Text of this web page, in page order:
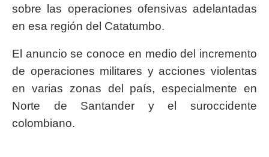
sobre las operaciones ofensivas adelantadas
en esa región del Catatumbo.
El anuncio se conoce en medio del incremento
de operaciones militares y acciones violentas
en varias zonas del país, especialmente en
Norte de Santander y el suroccidente
colombiano.